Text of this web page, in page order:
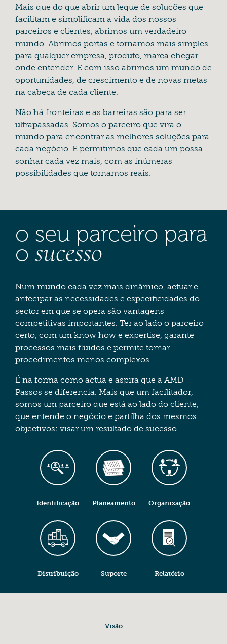
Mais que do que abrir um leque de soluções que
facilitam e simplificam a vida dos nossos
parceiros e clientes, abrimos um verdadeiro
mundo. Abrimos portas e tornamos mais simples
para qualquer empresa, produto, marca chegar
onde entender. E com isso abrimos um mundo de
oportunidades, de crescimento e de novas metas
na cabeça de cada cliente.
Não há fronteiras e as barreiras são para ser
ultrapassadas. Somos o parceiro que vira o
mundo para encontrar as melhores soluções para
cada negócio. E permitimos que cada um possa
sonhar cada vez mais, com as inúmeras
possibilidades que tornamos reais.
Identificação Planeamento Organização
Distribuição Suporte Relatório
o seu parceiro para
o sucesso
Num mundo cada vez mais dinâmico, actuar e
antecipar as necessidades e especificidades do
sector em que se opera são vantagens
competitivas importantes. Ter ao lado o parceiro
certo, com um know how e expertise, garante
processos mais fluidos e permite tornar
procedimentos menos complexos.
É na forma como actua e aspira que a AMD
Passos se diferencia. Mais que um facilitador,
somos um parceiro que está ao lado do cliente,
que entende o negócio e partilha dos mesmos
objectivos: visar um resultado de sucesso.
Visão